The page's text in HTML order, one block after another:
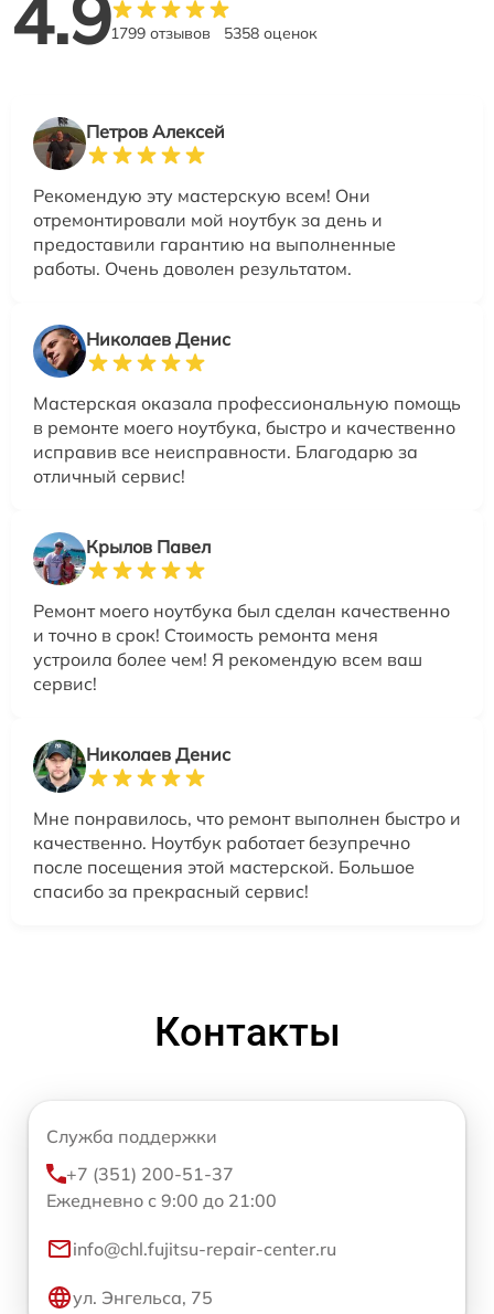
4.91799 отзывов 5358 оценок
Петров Алексей
Рекомендую эту мастерскую всем! Они
отремонтировали мой ноутбук за день и
предоставили гарантию на выполненные
работы. Очень доволен результатом.
Николаев Денис
Мастерская оказала профессиональную помощь
в ремонте моего ноутбука, быстро и качественно
исправив все неисправности. Благодарю за
отличный сервис!
Крылов Павел
Ремонт моего ноутбука был сделан качественно
и точно в срок! Стоимость ремонта меня
устроила более чем! Я рекомендую всем ваш
сервис!
Николаев Денис
Мне понравилось, что ремонт выполнен быстро и
качественно. Ноутбук работает безупречно
после посещения этой мастерской. Большое
спасибо за прекрасный сервис!
Контакты
Служба поддержки
+7 (351) 200-51-37
Ежедневно с 9:00 до 21:00
info@chl.fujitsu-repair-center.ru
ул. Энгельса, 75